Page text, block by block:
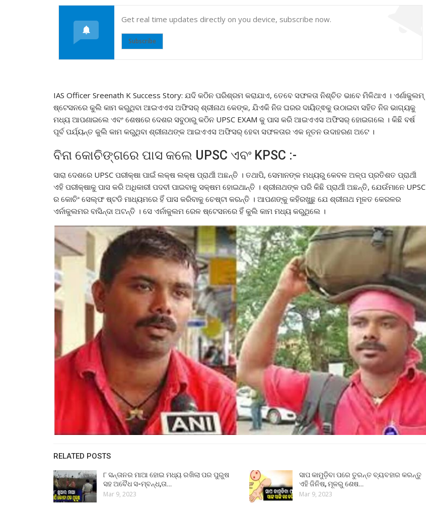
Get real time updates directly on you device, subscribe now.
Subscribe
IAS Officer Sreenath K Success Story: ଯଦି କଠିନ ପରିଶ୍ରମ କରାଯାଏ, ତେବେ ସଫଳତା ନିଶ୍ଚିତ ଭାବେ ମିଳିଥାଏ । ଏର୍ଣାକୁଲମ୍
ଷ୍ଟେସନରେ କୁଲି କାମ କରୁଥିବା ଆଇଏଏସ ଅଫିସର୍ ଶ୍ରୀନାଥ କେଙ୍କ, ଯିଏକି ନିଜ ଘରର ଦାୟିତ୍ଵକୁ ଉଠାଇବା ସହିତ ନିଜ ଭାଗ୍ୟକୁ
ମଧ୍ୟ ଆପଣାଇଲେ ଏବଂ ଶେଷରେ ଦେଶର ସବୁଠାରୁ କଠିନ UPSC EXAM କୁ ପାସ କରି ଆଇଏଏସ ଅଫିସର୍ ହୋଇଗଲେ । କିଛି ବର୍ଷ
ପୂର୍ବ ପର୍ଯ୍ୟନ୍ତ କୁଲି କାମ କରୁଥିବା ଶ୍ରୀନାଥଙ୍କ ଆଇଏଏସ ଅଫିସର୍ ହେବା ସଫଳତାର ଏକ ନୂତନ ଉଦାହରଣ ଅଟେ ।
ବିନା କୋଚିଙ୍ଗରେ ପାସ କଲେ UPSC ଏବଂ KPSC :-
ସାରା ଦେଶରେ UPSC ପରୀକ୍ଷା ପାଇଁ ଲକ୍ଷ ଲକ୍ଷ ପ୍ରାର୍ଥୀ ଅଛନ୍ତି । ତଥାପି, ସେମାନଙ୍କ ମଧ୍ୟରୁ କେବଳ ଅଳ୍ପ ପ୍ରତିଶତ ପ୍ରାର୍ଥୀ
ଏହି ପରୀକ୍ଷାକୁ ପାସ କରି ଅଧିକାରୀ ପଦବୀ ପାଇବାକୁ ସକ୍ଷମ ହୋଇଥାନ୍ତି । ଶ୍ରୀନାଥଙ୍କ ପରି କିଛି ପ୍ରାର୍ଥୀ ଅଛନ୍ତି, ଯେଉଁମାନେ UPSC
ର କୋଚିଂ ସେଲ୍ଫ ଷ୍ଟଡି ମାଧ୍ୟମରେ ହିଁ ପାସ କରିବାକୁ ଚେଷ୍ଟା କରନ୍ତି । ଆପଣଙ୍କୁ କହିରଖୁଛୁ ଯେ ଶ୍ରୀନାଥ ମୂଳତ କେରଳର
ଏର୍ନାକୁଲମର ବାସିନ୍ଦା ଅଟନ୍ତି । ସେ ଏର୍ନାକୁଲମ ରେଳ ଷ୍ଟେସନରେ ହିଁ କୁଲି କାମ ମଧ୍ୟ କରୁଥିଲେ ।
RELATED POSTS
୮ ସନ୍ତାନର ମାଆ ହୋଇ ମଧ୍ୟ ରଖିଲା ପର ପୁରୁଷ
ସହ ଅବୈଧ ସ-ମ୍ବନ୍ଧ,ତା…
Mar 9, 2023
ସାପ କାମୁଡ଼ିବା ପରେ ତୁରନ୍ତ ବ୍ୟବହାର କରନ୍ତୁ
ଏହି ଜିନିଷ, ମୂଳରୁ ଶେଷ…
Mar 9, 2023